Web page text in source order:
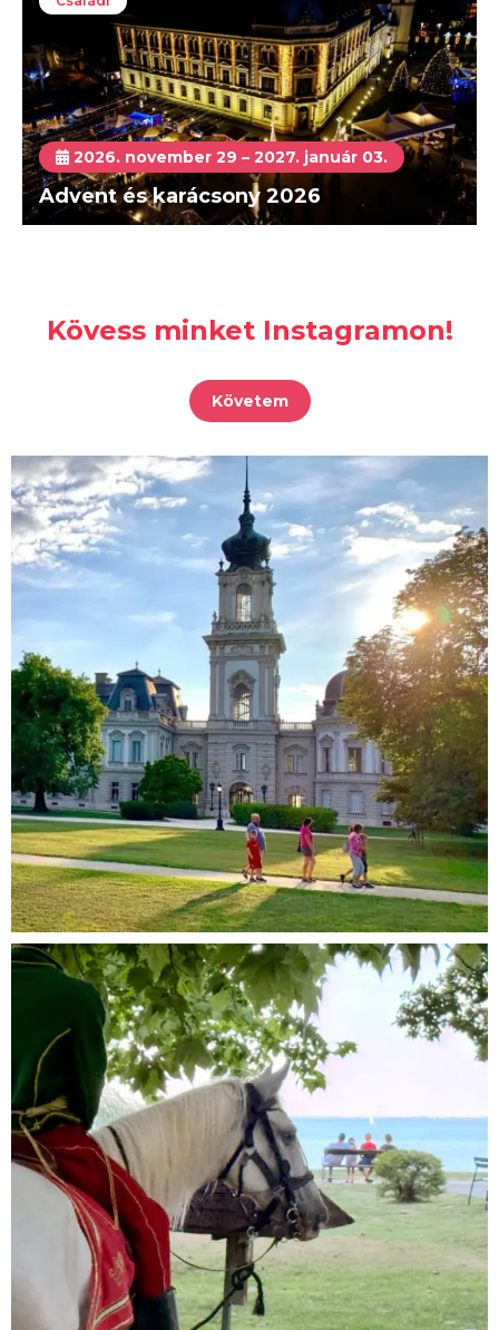
2026. november 29 – 2027. január 03.
Advent és karácsony 2026
Kövess minket Instagramon!
Követem